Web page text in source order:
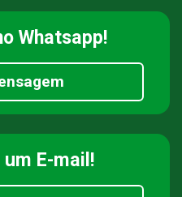
Whatsapp!
um E-mail!